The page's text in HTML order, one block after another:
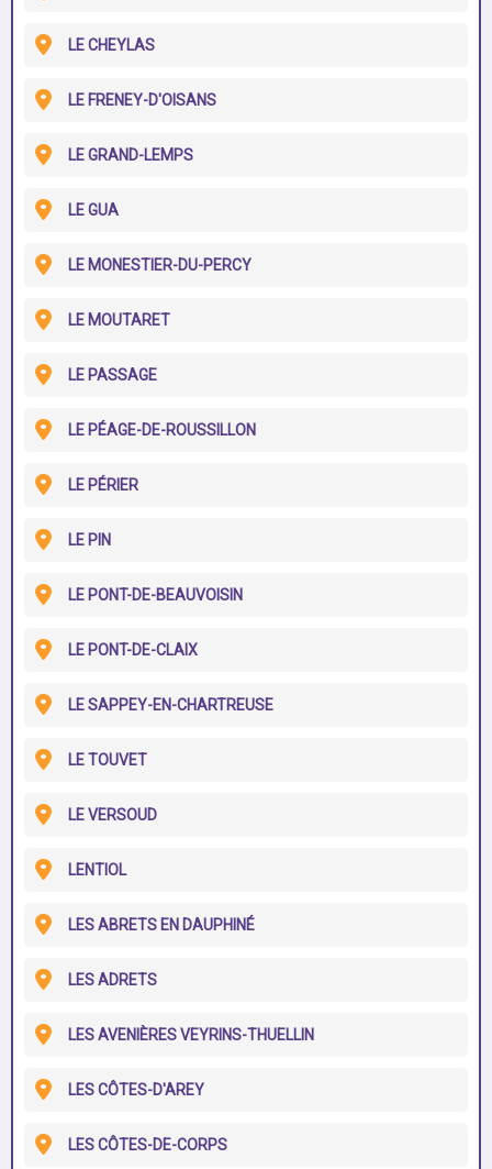
LE CHEYLAS
LE FRENEY-D'OISANS
LE GRAND-LEMPS
LE GUA
LE MONESTIER-DU-PERCY
LE MOUTARET
LE PASSAGE
LE PÉAGE-DE-ROUSSILLON
LE PÉRIER
LE PIN
LE PONT-DE-BEAUVOISIN
LE PONT-DE-CLAIX
LE SAPPEY-EN-CHARTREUSE
LE TOUVET
LE VERSOUD
LENTIOL
LES ABRETS EN DAUPHINÉ
LES ADRETS
LES AVENIÈRES VEYRINS-THUELLIN
LES CÔTES-D'AREY
LES CÔTES-DE-CORPS